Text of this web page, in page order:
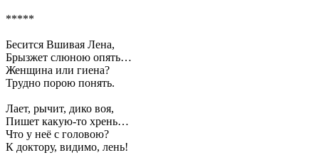
*****
Бесится Вшивая Лена,
Брызжет слюною опять…
Женщина или гиена?
Трудно порою понять.
Лает, рычит, дико воя,
Пишет какую-то хрень…
Что у неё с головою?
К доктору, видимо, лень!